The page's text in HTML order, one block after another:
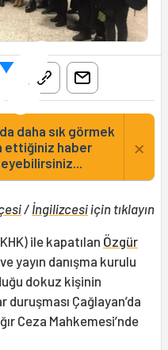
daha sık görmek
ettiğiniz haber
×
/ İngilizcesiiçin tıklayın
ile kapatılan Özgür
yayın danışma kurulu
dokuz kişinin
duruşması Çağlayan’da
Ceza Mahkemesi’nde